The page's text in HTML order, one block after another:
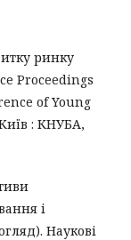
ринку
Proceedings
of Young
Київ : КНУБА,
і
Наукові